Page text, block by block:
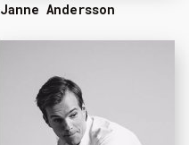
Janne Andersson